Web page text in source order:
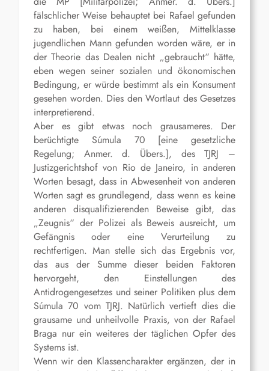
fälschlicher Weise behauptet bei Rafael gefunden
zu haben, bei einem weißen, Mittelklasse
jugendlichen Mann gefunden worden wäre, er in
der Theorie das Dealen nicht „gebraucht“ hätte,
eben wegen seiner sozialen und ökonomischen
Bedingung, er würde bestimmt als ein Konsument
gesehen worden. Dies den Wortlaut des Gesetzes
interpretierend.
Aber es gibt etwas noch grausameres. Der
berüchtigte Súmula 70 [eine gesetzliche
Regelung; Anmer. d. Übers.], des TJRJ –
Justizgerichtshof von Rio de Janeiro, in anderen
Worten besagt, dass in Abwesenheit von anderen
Worten sagt es grundlegend, dass wenn es keine
anderen disqualifizierenden Beweise gibt, das
„Zeugnis“ der Polizei als Beweis ausreicht, um
Gefängnis oder eine Verurteilung zu
rechtfertigen. Man stelle sich das Ergebnis vor,
das aus der Summe dieser beiden Faktoren
hervorgeht, den Einstellungen des
Antidrogengesetzes und seiner Politiken plus dem
Súmula 70 vom TJRJ. Natürlich vertieft dies die
grausame und unheilvolle Praxis, von der Rafael
Braga nur ein weiteres der täglichen Opfer des
Systems ist.
Wenn wir den Klassencharakter ergänzen, der in